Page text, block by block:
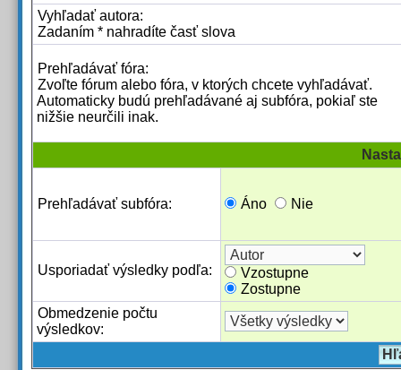
Vyhľadať autora:
Zadaním * nahradíte časť slova
Prehľadávať fóra:
Zvoľte fórum alebo fóra, v ktorých chcete vyhľadávať.
Automaticky budú prehľadávané aj subfóra, pokiaľ ste
nižšie neurčili inak.
Prehľadávať subfóra: Áno Nie
Usporiadať výsledky podľa:
Vzostupne
Zostupne
Obmedzenie počtu
výsledkov: